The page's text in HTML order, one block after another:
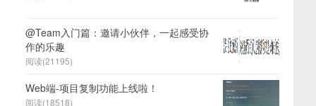
@Team入门篇：邀请小伙伴，一起感受协
作的乐趣
阅读(21195)
Web端-项目复制功能上线啦！
阅读(18518)